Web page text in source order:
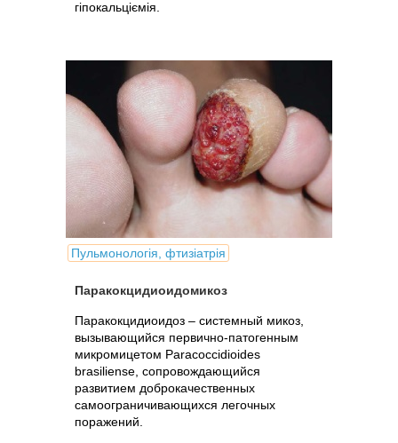
гіпокальціємія.
Пульмонологія, фтизіатрія
Паракокцидиоидомикоз
Паракокцидиоидоз – системный микоз,
вызывающийся первично-патогенным
микромицетом Paracoccidioides
brasiliense, сопровождающийся
развитием доброкачественных
самоограничивающихся легочных
поражений.